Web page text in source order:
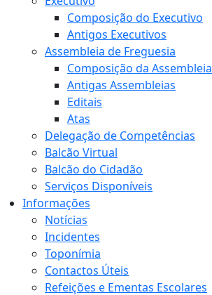
Composição do Executivo
Antigos Executivos
Assembleia de Freguesia
Composição da Assembleia
Antigas Assembleias
Editais
Atas
Delegação de Competências
Balcão Virtual
Balcão do Cidadão
Serviços Disponíveis
Informações
Notícias
Incidentes
Toponímia
Contactos Úteis
Refeições e Ementas Escolares